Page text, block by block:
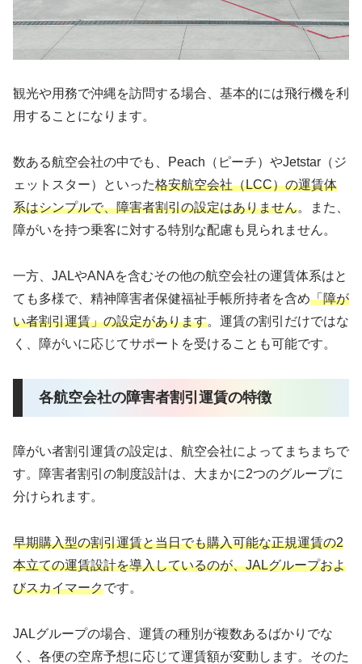
観光や用務で沖縄を訪問する場合、基本的には飛行機を利
用することになります。
数ある航空会社の中でも、Peach（ピーチ）やJetstar（ジ
ェットスター）といった格安航空会社（LCC）の運賃体
系はシンプルで、障害者割引の設定はありません。また、
障がいを持つ乗客に対する特別な配慮も見られません。
一方、JALやANAを含むその他の航空会社の運賃体系はと
ても多様で、精神障害者保健福祉手帳所持者を含め「障が
い者割引運賃」の設定があります。運賃の割引だけではな
く、障がいに応じてサポートを受けることも可能です。
各航空会社の障害者割引運賃の特徴
障がい者割引運賃の設定は、航空会社によってまちまちで
す。障害者割引の制度設計は、大まかに2つのグループに
分けられます。
早期購入型の割引運賃と当日でも購入可能な正規運賃の2
本立ての運賃設計を導入しているのが、JALグループおよ
びスカイマークです。
JALグループの場合、運賃の種別が複数あるばかりでな
く、各便の空席予想に応じて運賃額が変動します。そのた